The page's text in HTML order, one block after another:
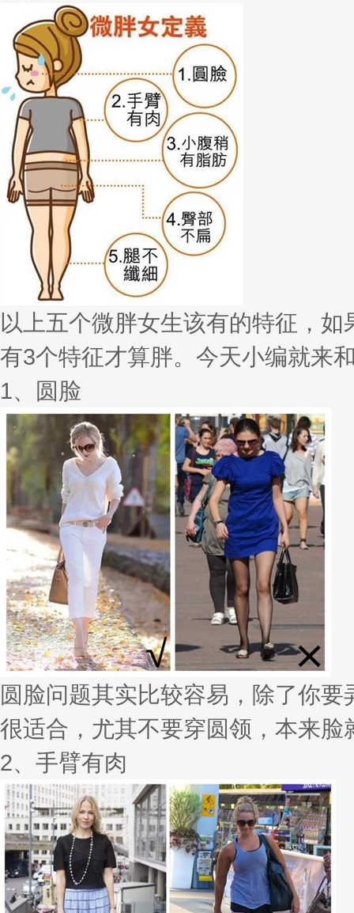
以上五个微胖女生该有的特征，
有3个特征才算胖。今天小编就来
1、圆脸
圆脸问题其实比较容易，除了你
很适合，尤其不要穿圆领，本来
2、手臂有肉